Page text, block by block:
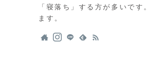
「寝落ち」する方が多いで
ます。